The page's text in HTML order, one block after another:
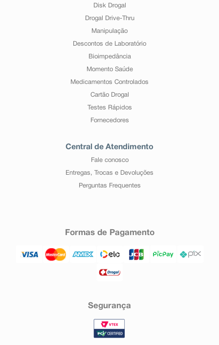
Disk Drogal
Drogal Drive-Thru
Manipulação
Descontos de Laboratório
Bioimpedância
Momento Saúde
Medicamentos Controlados
Cartão Drogal
Testes Rápidos
Fornecedores
Central de Atendimento
Fale conosco
Entregas, Trocas e Devoluções
Perguntas Frequentes
Formas de Pagamento
Segurança